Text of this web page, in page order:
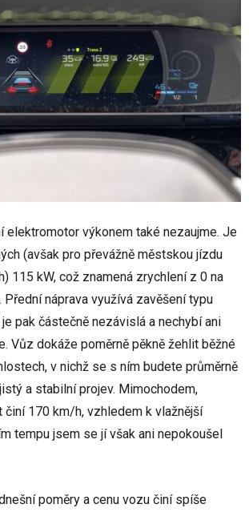
elektromotor výkonem také nezaujme. Je
(avšak pro převážně městskou jízdu
115 kW, což znamená zrychlení z 0 na
náprava využívá zavěšení typu
pak částečně nezávislá a nechybí ani
Vůz dokáže poměrně pěkně žehlit běžné
v nichž se s ním budete průměrně
a stabilní projev. Mimochodem,
činí 170 km/h, vzhledem k vlažnější
tempu jsem se jí však ani nepokoušel
poměry a cenu vozu činí spíše